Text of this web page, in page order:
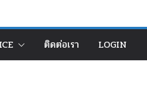
ติดต่อเรา LOGIN